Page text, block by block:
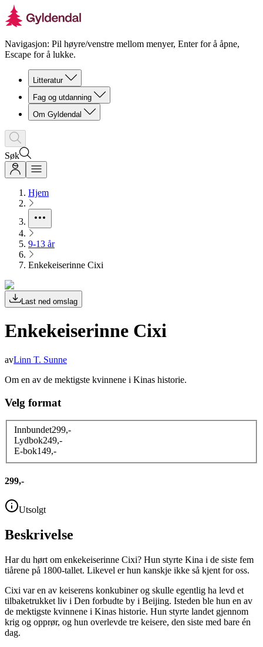
Navigasjon: Pil høyre/venstre mellom menyer, Enter for å åpne,
Escape for å lukke.
Litteratur
Fag og utdanning
Om Gyldendal
Søk
Hjem
9-13 år
Enkekeiserinne Cixi
Last ned omslag
Enkekeiserinne Cixi
avLinn T. Sunne
Om en av de mektigste kvinnene i Kinas historie.
Velg format
Innbundet299,-
Lydbok249,-
E-bok149,-
299,-
Utsolgt
Beskrivelse
Har du hørt om enkekeiserinne Cixi? Hun styrte Kina i de siste fem
tiårene på 1800-tallet. Likevel er hun kanskje ikke så kjent for oss.
Cixi var en av keiserens konkubiner og skulle egentlig ha levd et
tilbaketrukket liv i Den forbudte by i Beijing. Isteden ble hun en av
de mektigste kvinnene i Kinas historie. Hun styrte landet gjennom
krig og opprør, og hun overlevde tre keisere, den siste med bare én
dag.